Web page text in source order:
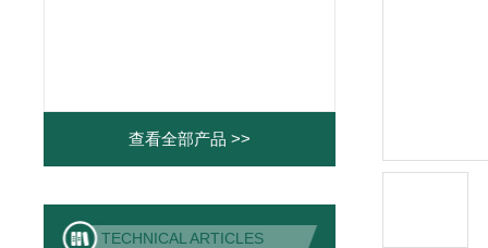
查看全部产品 >>
TECHNICAL ARTICLES